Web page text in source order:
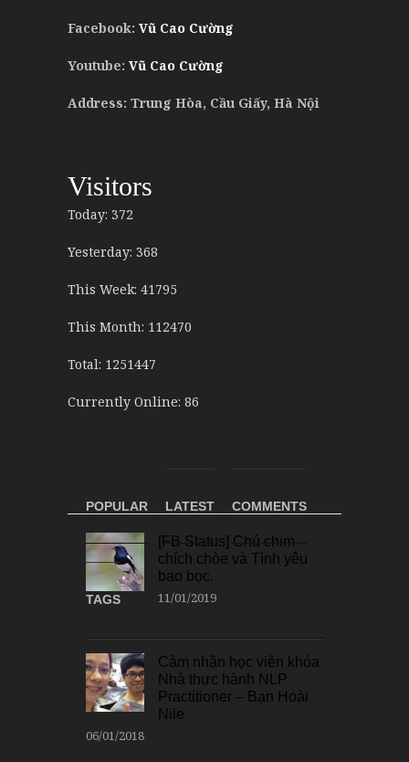
Facebook: Vũ Cao Cường
Youtube: Vũ Cao Cường
Address: Trung Hòa, Cầu Giấy, Hà Nội
Visitors
Today: 372
Yesterday: 368
This Week: 41795
This Month: 112470
Total: 1251447
Currently Online: 86
POPULAR LATEST COMMENTS
TAGS
[FB Status] Chú chim
chích chòe và Tình yêu
bao bọc.
11/01/2019
Cảm nhận học viên khóa
Nhà thực hành NLP
Practitioner – Bạn Hoài
Nile
06/01/2018